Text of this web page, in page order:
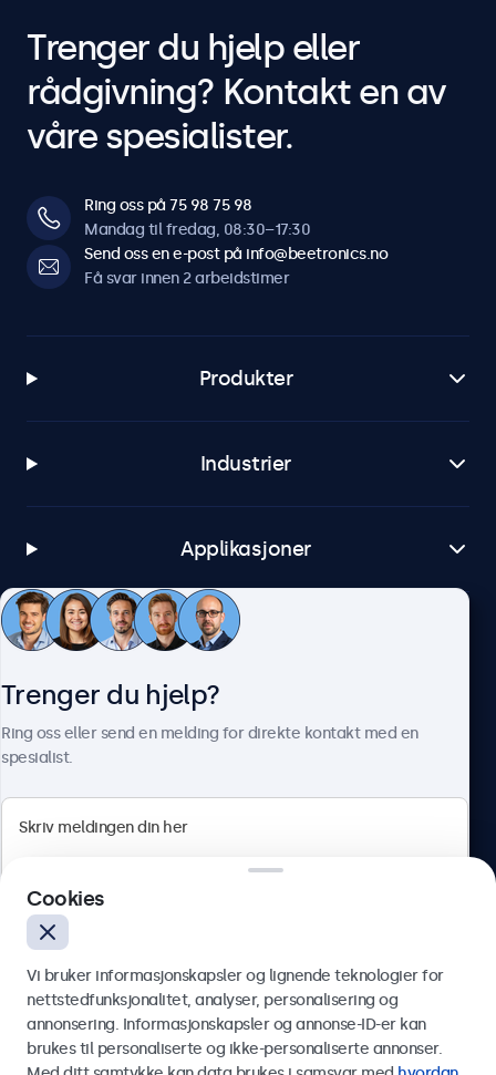
Trenger du hjelp eller
rådgivning? Kontakt en av
våre spesialister.
Ring oss på 75 98 75 98
Mandag til fredag, 08:30–17:30
Send oss en e-post på info@beetronics.no
Få svar innen 2 arbeidstimer
Produkter
Industrier
Applikasjoner
Kundeservice
Norsk
Trenger du hjelp?
Ring oss eller send en melding for direkte kontakt med en
spesialist.
Send
Cookies
Vi bruker informasjonskapsler og lignende teknologier for
nettstedfunksjonalitet, analyser, personalisering og
annonsering. Informasjonskapsler og annonse-ID-er kan
brukes til personaliserte og ikke-personaliserte annonser.